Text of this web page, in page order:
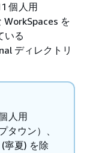
個人用
WorkSpaces を
いる
ディレクトリ
人用
タウン）、
寧夏) を除